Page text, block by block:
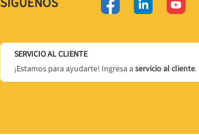
SERVICIO AL CLIENTE
¡Estamos para ayudarte! Ingresa a servicio al cliente.